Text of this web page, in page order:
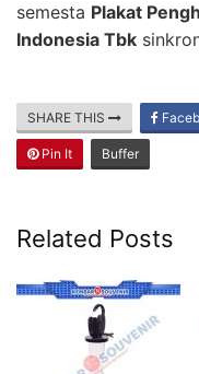
semesta Plakat
Indonesia Tbk
SHARE THIS
Pin It Buffer
Related Posts